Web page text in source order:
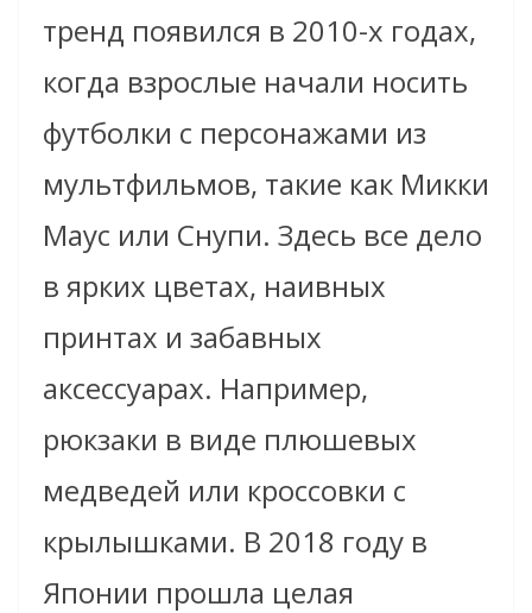
тренд появился в 2010-х годах,
когда взрослые начали носить
футболки с персонажами из
мультфильмов, такие как Микки
Маус или Снупи. Здесь все дело
в ярких цветах, наивных
принтах и забавных
аксессуарах. Например,
рюкзаки в виде плюшевых
медведей или кроссовки с
крылышками. В 2018 году в
Японии прошла целая